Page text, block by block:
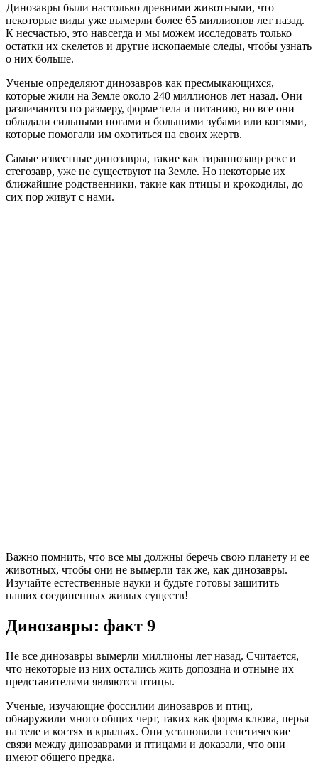
Динозавры были настолько древними животными, что
некоторые виды уже вымерли более 65 миллионов лет назад.
К несчастью, это навсегда и мы можем исследовать только
остатки их скелетов и другие ископаемые следы, чтобы узнать
о них больше.
Ученые определяют динозавров как пресмыкающихся,
которые жили на Земле около 240 миллионов лет назад. Они
различаются по размеру, форме тела и питанию, но все они
обладали сильными ногами и большими зубами или когтями,
которые помогали им охотиться на своих жертв.
Самые известные динозавры, такие как тираннозавр рекс и
стегозавр, уже не существуют на Земле. Но некоторые их
ближайшие родственники, такие как птицы и крокодилы, до
сих пор живут с нами.
Важно помнить, что все мы должны беречь свою планету и ее
животных, чтобы они не вымерли так же, как динозавры.
Изучайте естественные науки и будьте готовы защитить
наших соединенных живых существ!
Динозавры: факт 9
Не все динозавры вымерли миллионы лет назад. Считается,
что некоторые из них остались жить допоздна и отныне их
представителями являются птицы.
Ученые, изучающие фоссилии динозавров и птиц,
обнаружили много общих черт, таких как форма клюва, перья
на теле и костях в крыльях. Они установили генетические
связи между динозаврами и птицами и доказали, что они
имеют общего предка.